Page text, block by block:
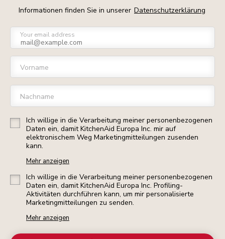
Informationen finden Sie in unserer Datenschutzerklärung
Your email address
Vorname
Nachname
Ich willige in die Verarbeitung meiner personenbezogenen
Daten ein, damit KitchenAid Europa Inc. mir auf
elektronischem Weg Marketingmitteilungen zusenden
kann.
Mehr anzeigen
Ich willige in die Verarbeitung meiner personenbezogenen
Daten ein, damit KitchenAid Europa Inc. Profiling-
Aktivitäten durchführen kann, um mir personalisierte
Marketingmitteilungen zu senden.
Mehr anzeigen